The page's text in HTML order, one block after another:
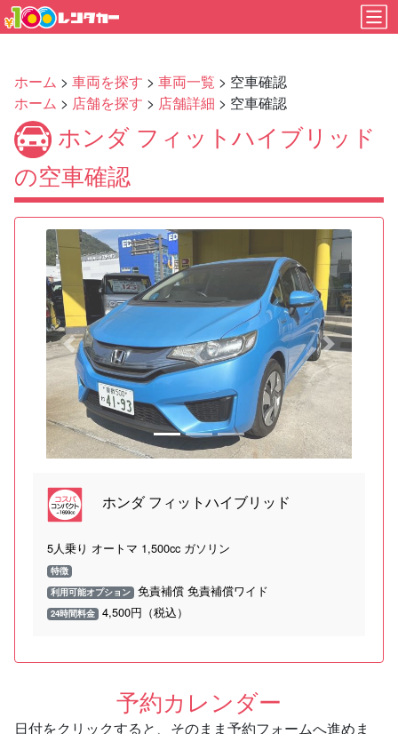
ホーム > 車両を探す > 車両一覧 > 空車確認
ホーム > 店舗を探す > 店舗詳細 > 空車確認
ホンダ フィットハイブリッド
の空車確認
Previous Next
ホンダ フィットハイブリッド
5人乗り オートマ 1,500cc ガソリン
特徴
利用可能オプション 免責補償 免責補償ワイド
24時間料金 4,500円（税込）
予約カレンダー
日付をクリックすると、そのまま予約フォームへ進めま